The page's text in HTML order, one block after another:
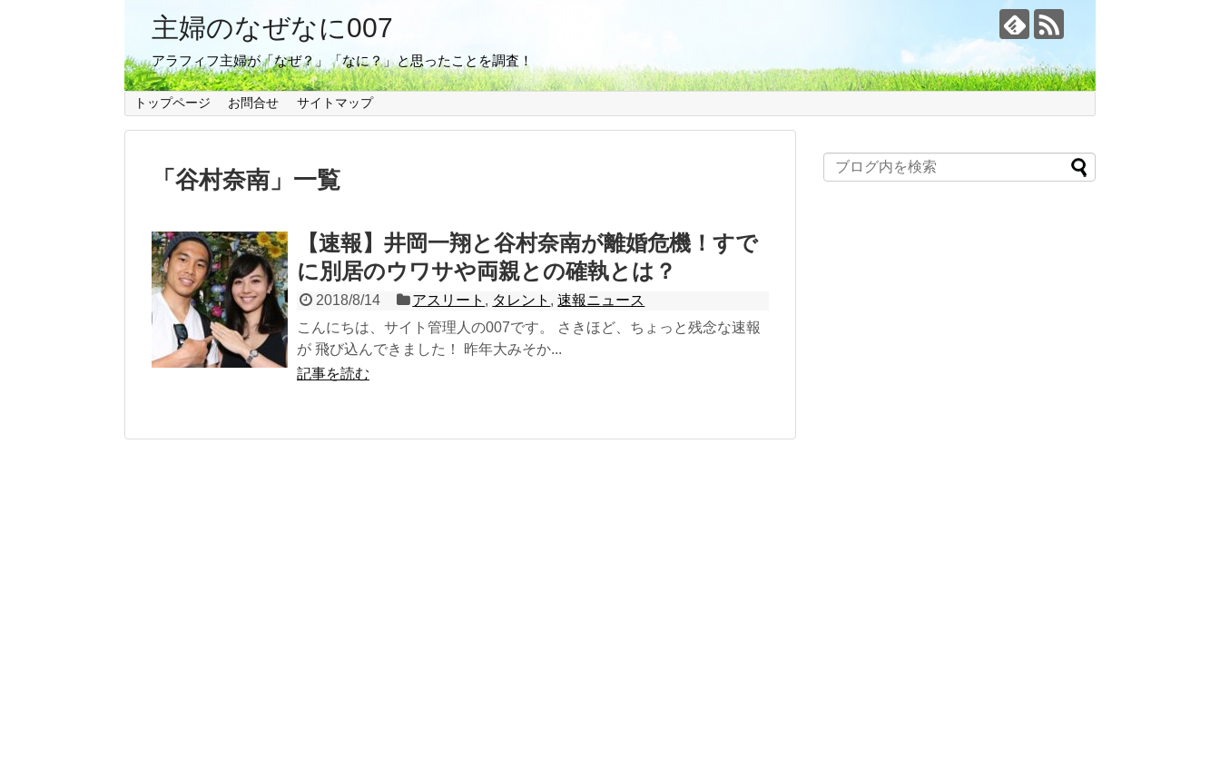
主婦のなぜなに007
アラフィフ主婦が「なぜ？」「なに？」と思ったことを調査！
トップページ お問合せ サイトマップ
「 谷村奈南 」 一覧
【速報】井岡一翔と谷村奈南が離婚危機！すで
に別居のウワサや両親との確執とは？
2018/8/14 アスリート , タレント ,速報ニュース
こんにちは、サイト管理人の007です。 さきほど、ちょっと残念な速報
が 飛び込んできました！ 昨年大みそか...
記事を読む